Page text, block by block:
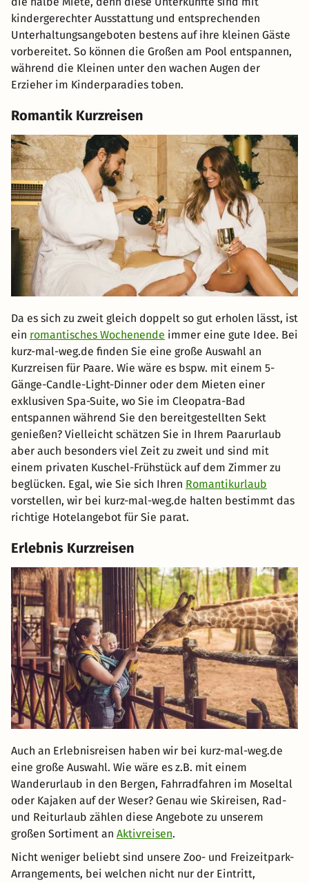
kindergerechter Ausstattung und entsprechenden
Unterhaltungsangeboten bestens auf ihre kleinen Gäste
vorbereitet. So können die Großen am Pool entspannen,
während die Kleinen unter den wachen Augen der
Erzieher im Kinderparadies toben.
Romantik Kurzreisen
Da es sich zu zweit gleich doppelt so gut erholen lässt, ist
ein romantisches Wochenende immer eine gute Idee. Bei
kurz-mal-weg.de finden Sie eine große Auswahl an
Kurzreisen für Paare. Wie wäre es bspw. mit einem 5-
Gänge-Candle-Light-Dinner oder dem Mieten einer
exklusiven Spa-Suite, wo Sie im Cleopatra-Bad
entspannen während Sie den bereitgestellten Sekt
genießen? Vielleicht schätzen Sie in Ihrem Paarurlaub
aber auch besonders viel Zeit zu zweit und sind mit
einem privaten Kuschel-Frühstück auf dem Zimmer zu
beglücken. Egal, wie Sie sich Ihren Romantikurlaub
vorstellen, wir bei kurz-mal-weg.de halten bestimmt das
richtige Hotelangebot für Sie parat.
Erlebnis Kurzreisen
Auch an Erlebnisreisen haben wir bei kurz-mal-weg.de
eine große Auswahl. Wie wäre es z.B. mit einem
Wanderurlaub in den Bergen, Fahrradfahren im Moseltal
oder Kajaken auf der Weser? Genau wie Skireisen, Rad-
und Reiturlaub zählen diese Angebote zu unserem
großen Sortiment an Aktivreisen.
Nicht weniger beliebt sind unsere Zoo- und Freizeitpark-
Arrangements, bei welchen nicht nur der Eintritt,